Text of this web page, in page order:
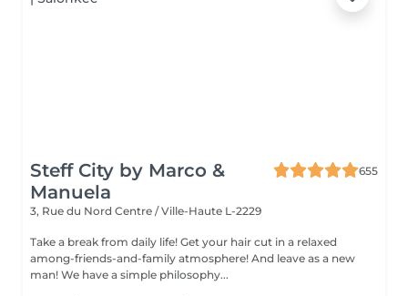
Steff City by Marco &
Manuela
655
3, Rue du Nord Centre / Ville-Haute L-2229
Take a break from daily life! Get your hair cut in a relaxed
among-friends-and-family atmosphere! And leave as a new
man! We have a simple philosophy...